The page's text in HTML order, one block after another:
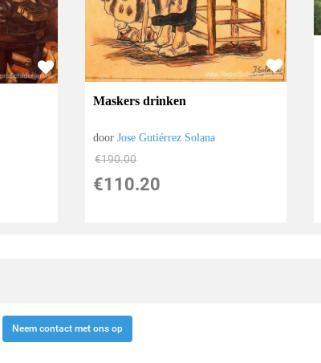
Maskers drinken
doorJose Gutiérrez Solana
€190.00
€110.20
Neem contact met ons op